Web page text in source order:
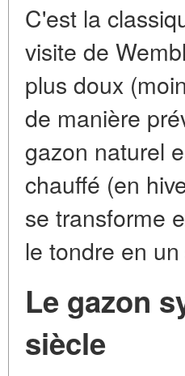
C'est la
visite de
plus doux
de manière
gazon naturel
chauffé (en
se transforme
le tondre en
Le gazon
siècle